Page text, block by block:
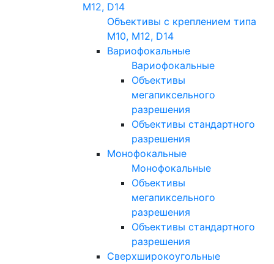
M12, D14
Объективы с креплением типа
M10, M12, D14
Вариофокальные
Вариофокальные
Объективы
мегапиксельного
разрешения
Объективы стандартного
разрешения
Монофокальные
Монофокальные
Объективы
мегапиксельного
разрешения
Объективы стандартного
разрешения
Сверхширокоугольные